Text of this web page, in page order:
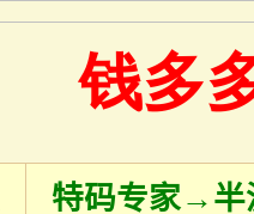
钱多
特码专家→半